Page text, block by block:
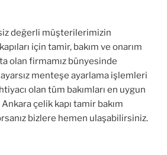
değerli müşterilerimizin
için tamir, bakım ve onarım
olan firmamız bünyesinde
ayarsız menteşe ayarlama işlemleri
olan tüm bakımları en uygun
çelik kapı tamir bakım
bizlere hemen ulaşabilirsiniz.